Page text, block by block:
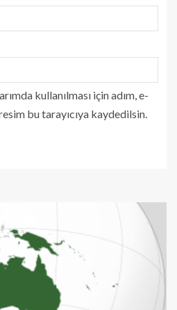
kullanılması için adım, e-
bu tarayıcıya kaydedilsin.